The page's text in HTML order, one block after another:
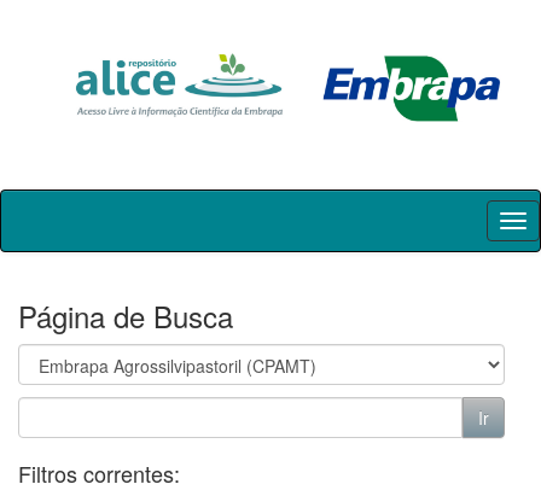
Skip
Página de Busca
Filtros correntes: